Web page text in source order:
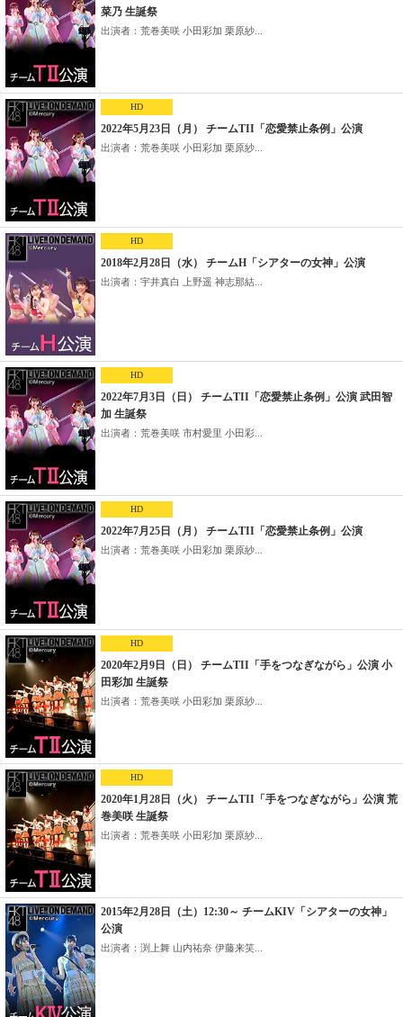
菜乃 生誕祭
出演者：荒巻美咲 小田彩加 栗原紗...
HD
2022年5月23日（月） チームTII「恋愛禁止条例」公演
出演者：荒巻美咲 小田彩加 栗原紗...
HD
2018年2月28日（水） チームH「シアターの女神」公演
出演者：宇井真白 上野遥 神志那結...
HD
2022年7月3日（日） チームTII「恋愛禁止条例」公演 武田智
加 生誕祭
出演者：荒巻美咲 市村愛里 小田彩...
HD
2022年7月25日（月） チームTII「恋愛禁止条例」公演
出演者：荒巻美咲 小田彩加 栗原紗...
HD
2020年2月9日（日） チームTII「手をつなぎながら」公演 小
田彩加 生誕祭
出演者：荒巻美咲 小田彩加 栗原紗...
HD
2020年1月28日（火） チームTII「手をつなぎながら」公演 荒
巻美咲 生誕祭
出演者：荒巻美咲 小田彩加 栗原紗...
2015年2月28日（土）12:30～ チームKIV「シアターの女神」
公演
出演者：渕上舞 山内祐奈 伊藤来笑...